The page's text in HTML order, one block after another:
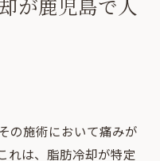
が鹿児島で人
の施術において痛みが
れは、脂肪冷却が特定